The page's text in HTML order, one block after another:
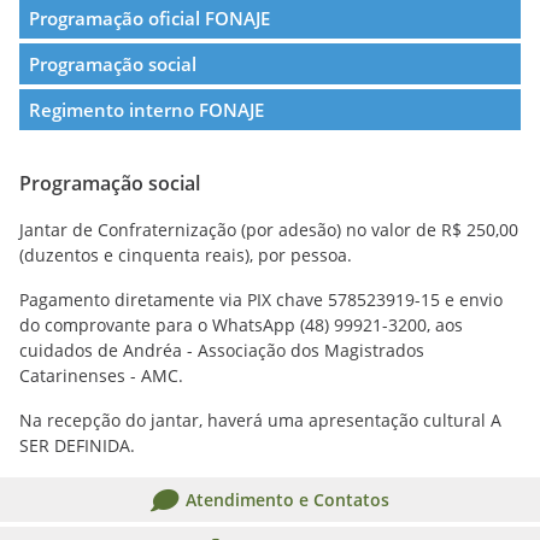
Programação oficial FONAJE
Programação social
Regimento interno FONAJE
Programação social
Jantar de Confraternização (por adesão) no valor de R$ 250,00
(duzentos e cinquenta reais), por pessoa.
Pagamento diretamente via PIX chave 578523919-15 e envio
do comprovante para o WhatsApp (48) 99921-3200, aos
cuidados de Andréa - Associação dos Magistrados
Catarinenses - AMC.
Na recepção do jantar, haverá uma apresentação cultural A
SER DEFINIDA.
Atendimento e Contatos